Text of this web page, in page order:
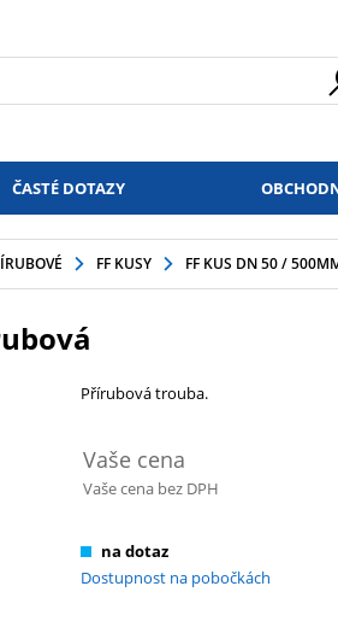
ČASTÉ DOTAZY
FF KUSY FF KUS DN 50 /
Přírubová trouba.
Vaše cena
Vaše cena bez DPH
na dotaz
Dostupnost na pobočkách